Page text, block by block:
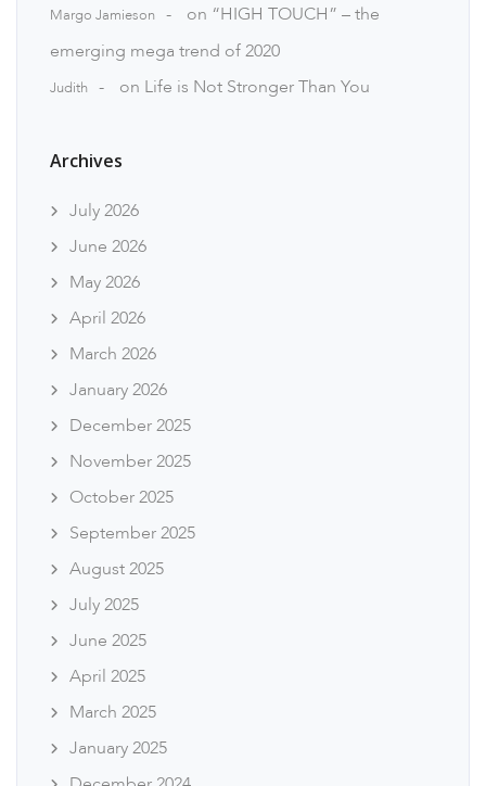
Margo Jamieson on “HIGH TOUCH” – the
emerging mega trend of 2020
Judith on Life is Not Stronger Than You
Archives
July 2026
June 2026
May 2026
April 2026
March 2026
January 2026
December 2025
November 2025
October 2025
September 2025
August 2025
July 2025
June 2025
April 2025
March 2025
January 2025